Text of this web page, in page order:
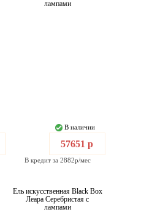
лампами
В наличии
57651 р
В кредит за 2882р/мес
Ель искусственная Black Box
Леара Серебристая с
лампами